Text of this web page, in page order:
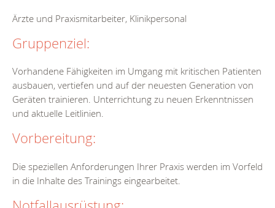
Ärzte und Praxismitarbeiter, Klinikpersonal
Gruppenziel:
Vorhandene Fähigkeiten im Umgang mit kritischen Patienten
ausbauen, vertiefen und auf der neuesten Generation von
Geräten trainieren. Unterrichtung zu neuen Erkenntnissen
und aktuelle Leitlinien.
Vorbereitung:
Die speziellen Anforderungen Ihrer Praxis werden im Vorfeld
in die Inhalte des Trainings eingearbeitet.